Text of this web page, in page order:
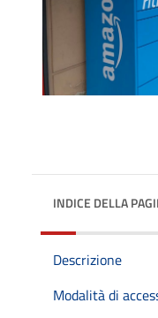
INDICE DELLA
Descrizione
Modalità di